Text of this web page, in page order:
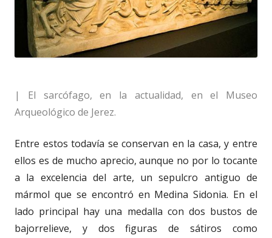
| El sarcófago, en la actualidad, en el Museo
Arqueológico de Jerez.
Entre estos todavía se conservan en la casa, y entre
ellos es de mucho aprecio, aunque no por lo tocante
a la excelencia del arte, un sepulcro antiguo de
mármol que se encontró en Medina Sidonia. En el
lado principal hay una medalla con dos bustos de
bajorrelieve, y dos figuras de sátiros como